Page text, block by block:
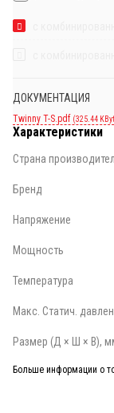
Характеристики
Страна
Бренд
Напряжение
Мощность
Температура
Макс. Статич.
Размер (Д × Ш × В),
Больше информации о
ДОКУМЕНТАЦИЯ
Twinny T-S.pdf (325.44